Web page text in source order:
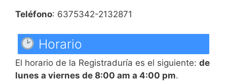
Teléfono: 6375342-2132871
Horario
El horario de la Registraduría es el siguiente: de
lunes a viernes de 8:00 am a 4:00 pm.